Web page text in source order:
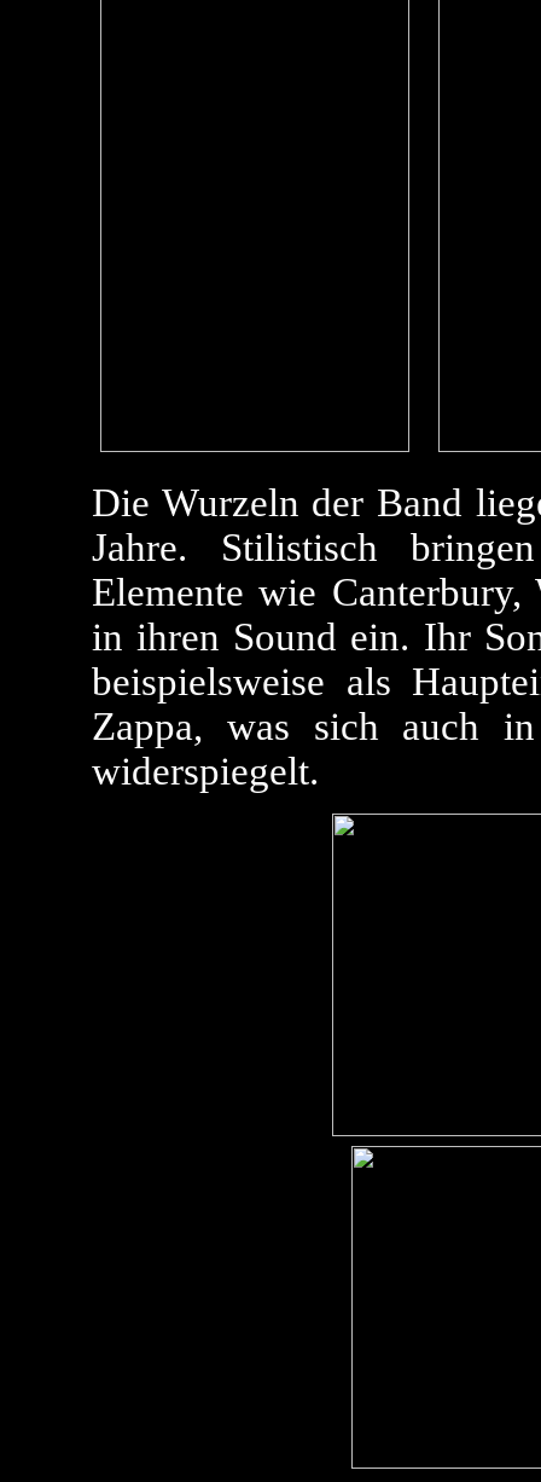
Die Wurzeln der Band
Jahre. Stilistisch
Elemente wie
in ihren Sound ein. Ihr
beispielsweise als
Zappa, was sich auch
widerspiegelt.